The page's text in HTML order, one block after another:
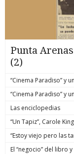
Punta
(2)
“Cinema Paradiso” y
“Cinema Paradiso” y
Las enciclopedias
“Un Tapiz”, Carole
“Estoy viejo pero las
El “negocio” del libro